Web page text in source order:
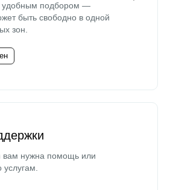
удобным подбором —
быть свободно в одной
зон.
вам нужна помощь или
услугам.